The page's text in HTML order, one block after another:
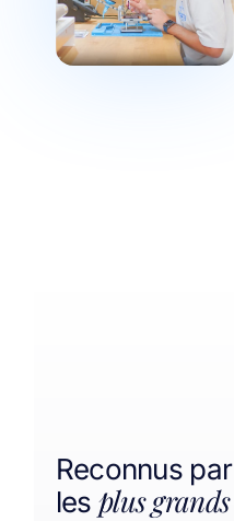
Reconnus par
les plus grands